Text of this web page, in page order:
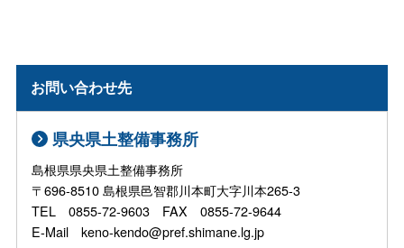
お問い合わせ先
県央県土整備事務所
島根県県央県土整備事務所
〒696-8510 島根県邑智郡川本町大字川本265-3
TEL 0855-72-9603 FAX 0855-72-9644
E-Mail keno-kendo@pref.shimane.lg.jp